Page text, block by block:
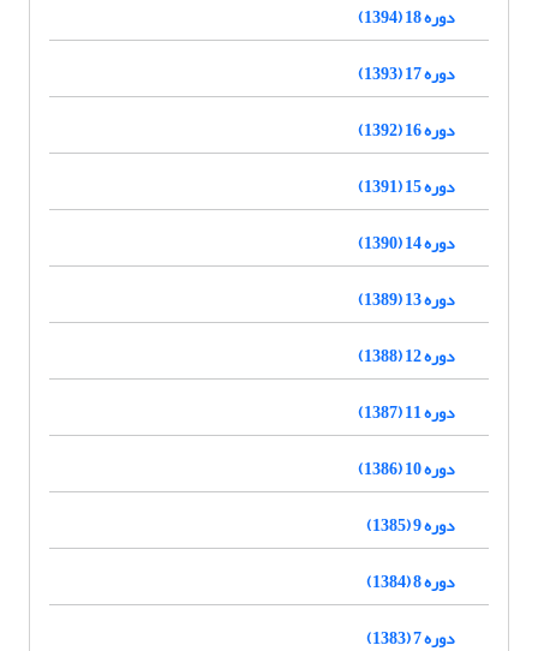
دوره 18 (1394)
دوره 17 (1393)
دوره 16 (1392)
دوره 15 (1391)
دوره 14 (1390)
دوره 13 (1389)
دوره 12 (1388)
دوره 11 (1387)
دوره 10 (1386)
دوره 9 (1385)
دوره 8 (1384)
دوره 7 (1383)